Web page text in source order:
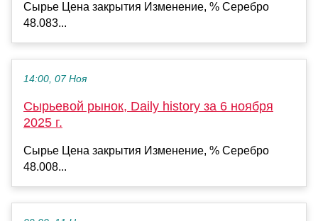
Сырье Цена закрытия Изменение, % Серебро
48.083...
14:00, 07 Ноя
Сырьевой рынок, Daily history за 6 ноября
2025 г.
Сырье Цена закрытия Изменение, % Серебро
48.008...